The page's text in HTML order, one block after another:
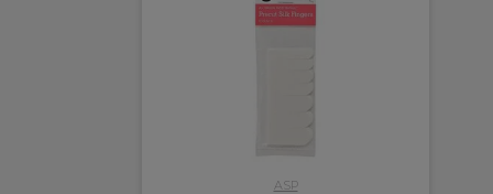
ASP